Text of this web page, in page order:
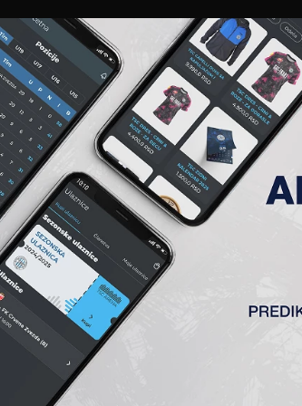
A TIM ČLANSTVO AKREDITACIJE KLUB
ŽIVOT
što bolji rezultat protiv Crvene zvezde u